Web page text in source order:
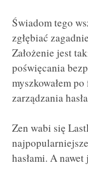
Świadom tego
zgłębiać
Założenie jest
poświęcania
myszkowałem
zarządzania
Zen wabi się
hasłami. A